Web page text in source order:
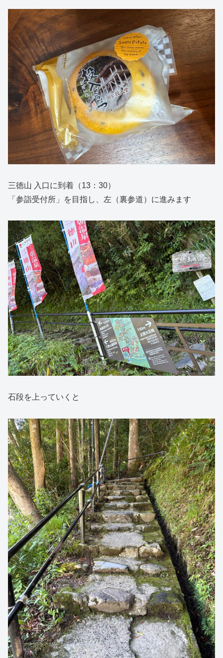
三徳山 入口に到着（13：30）
「参詣受付所」を目指し、左（裏参道）に進みます
石段を上っていくと